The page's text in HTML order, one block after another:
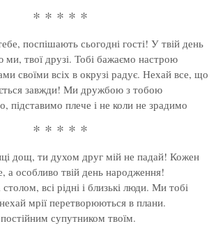
* * * * *
поспішають сьогодні гості! У твій день
твої друзі. Тобі бажаємо настрою
своїми всіх в окрузі радує. Нехай все, що
завжди! Ми дружбою з тобою
плече і не коли не зрадимо
* * * * *
дощ, ти духом друг мій не падай! Кожен
а особливо твій день народження!
всі рідні і близькі люди. Ми тобі
мрії перетворюються в плани.
супутником твоїм.